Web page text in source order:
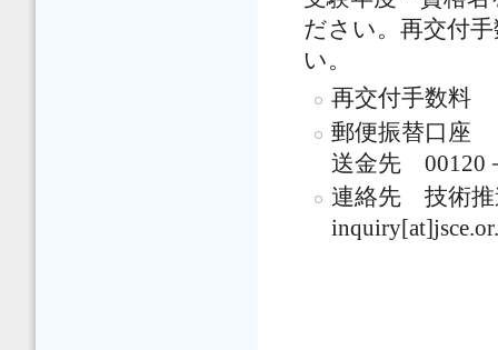
ださい。再交付
い。
再交付手数料
郵便振替口座
送金先 00120
連絡先 技術推